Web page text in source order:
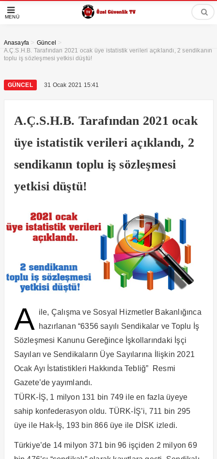
MENÜ
Anasayfa > Güncel >
A.Ç.S.H.B. Tarafından 2021 ocak üye istatistik verileri açıklandı, 2 sendikanın
toplu iş sözleşmesi yetkisi düştü!
GÜNCEL 31 Ocak 2021 15:41
A.Ç.S.H.B. Tarafından 2021 ocak
üye istatistik verileri açıklandı, 2
sendikanın toplu iş sözleşmesi
yetkisi düştü!
A ile, Çalışma ve Sosyal Hizmetler Bakanlığınca
hazırlanan “6356 sayılı Sendikalar ve Toplu İş
Sözleşmesi Kanunu Gereğince İşkollarındaki İşçi
Sayıları ve Sendikaların Üye Sayılarına İlişkin 2021
Ocak Ayı İstatistikleri Hakkında Tebliğ” Resmi
Gazete’de yayımlandı.
TÜRK-İŞ, 1 milyon 131 bin 749 ile en fazla üyeye
sahip konfederasyon oldu. TÜRK-İŞ’i, 711 bin 295
üye ile Hak-İş, 193 bin 866 üye ile DİSK izledi.
Türkiye’de 14 milyon 371 bin 96 işçiden 2 milyon 69